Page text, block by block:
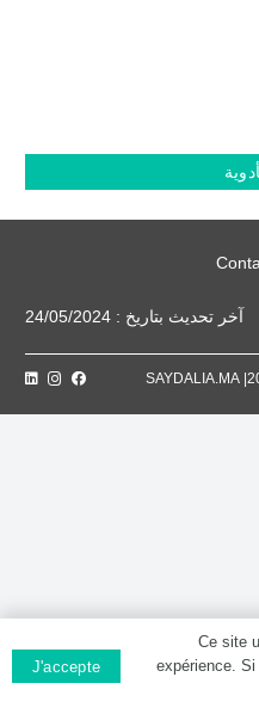
آخر تحديث بتاريخ : 24/05/2024
Ce site
expérience.
J'accepte